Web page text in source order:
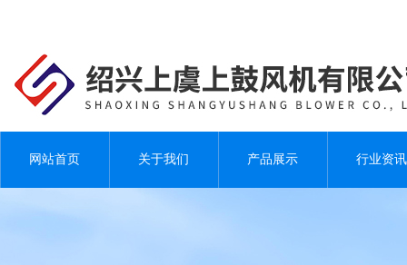
网站首页 关于我们 产品展示 行业资讯